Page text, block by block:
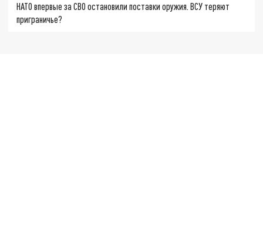
НАТО впервые за СВО остановили поставки оружия. ВСУ теряют
приграничье?